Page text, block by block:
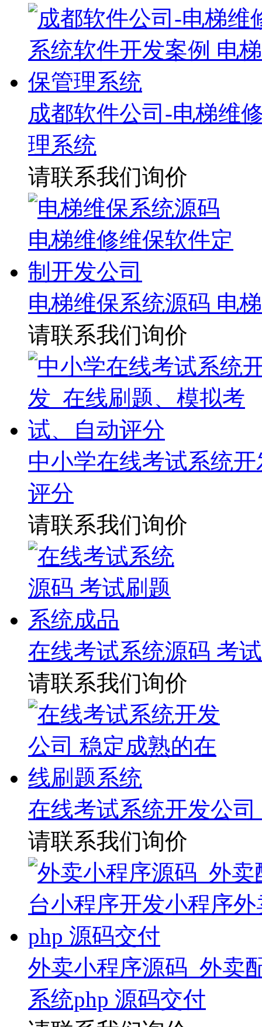
成都软件公司-电梯维
理系统
请联系我们询价
电梯维保系统源码 电
请联系我们询价
中小学在线考试系统
评分
请联系我们询价
在线考试系统源码 考
请联系我们询价
在线考试系统开发公
请联系我们询价
外卖小程序源码_外卖
系统php 源码交付